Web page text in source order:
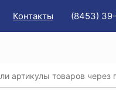
Контакты (8453)